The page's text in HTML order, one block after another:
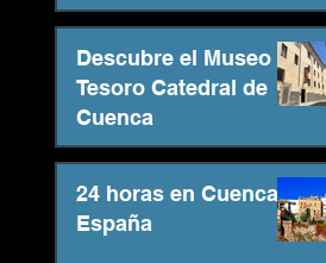
Descubre el Museo
Tesoro Catedral de
Cuenca
24 horas en Cuenca -
España